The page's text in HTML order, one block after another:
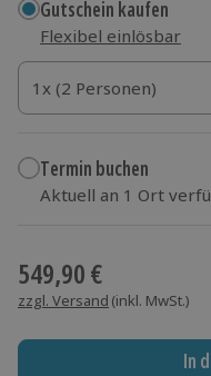
Gutschein kaufen
Flexibel einlösbar
1x (2 Personen)
1x (2 Personen)
1x (2 Personen)
Termin buchen
Aktuell an 1 Ort
549,90 €
zzgl. Versand (inkl. MwSt.)
In